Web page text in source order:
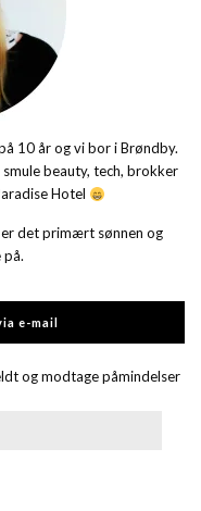
10 år og vi bor i Brøndby.
beauty, tech, brokker
Hotel
er det primært sønnen og
på.
e-mail
og modtage påmindelser